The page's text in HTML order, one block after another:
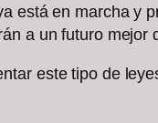
está en marcha y
a un futuro mejor
este tipo de